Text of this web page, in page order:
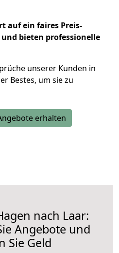
auf ein faires Preis-
bieten professionelle
unserer Kunden in
Bestes, um sie zu
erhalten
nach Laar:
Angebote und
Sie Geld